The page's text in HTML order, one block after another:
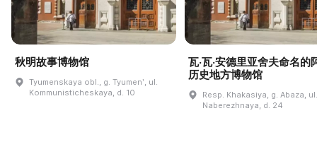
秋明故事博物馆
Tyumenskaya obl., g. Tyumenʹ, ul.
Kommunisticheskaya, d. 10
瓦·瓦·安德里亚舍夫命名的
历史地方博物馆
Resp. Khakasiya, g. Abaza, ul.
Naberezhnaya, d. 24